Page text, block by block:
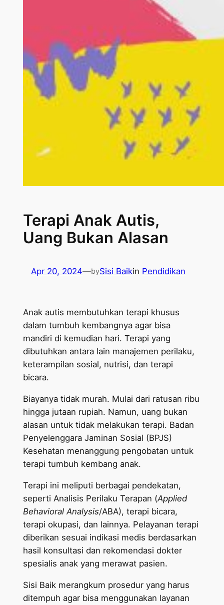
Terapi Anak Autis,
Uang Bukan Alasan
Apr 20, 2024—bySisi Baikin Pendidikan
Anak autis membutuhkan terapi khusus
dalam tumbuh kembangnya agar bisa
mandiri di kemudian hari. Terapi yang
dibutuhkan antara lain manajemen perilaku,
keterampilan sosial, nutrisi, dan terapi
bicara.
Biayanya tidak murah. Mulai dari ratusan ribu
hingga jutaan rupiah. Namun, uang bukan
alasan untuk tidak melakukan terapi. Badan
Penyelenggara Jaminan Sosial (BPJS)
Kesehatan menanggung pengobatan untuk
terapi tumbuh kembang anak.
Terapi ini meliputi berbagai pendekatan,
seperti Analisis Perilaku Terapan (Applied
Behavioral Analysis/ABA), terapi bicara,
terapi okupasi, dan lainnya. Pelayanan terapi
diberikan sesuai indikasi medis berdasarkan
hasil konsultasi dan rekomendasi dokter
spesialis anak yang merawat pasien.
Sisi Baik merangkum prosedur yang harus
ditempuh agar bisa menggunakan layanan